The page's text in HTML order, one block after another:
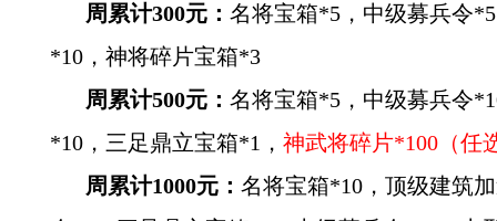
周累计300元： 名将宝箱*5，中级募兵令
*10，神将碎片宝箱*3
周累计500元： 名将宝箱*5，中级募兵令
*10，三足鼎立宝箱*1， 神武将碎片*100（任
周累计1000元： 名将宝箱*10，顶级建筑